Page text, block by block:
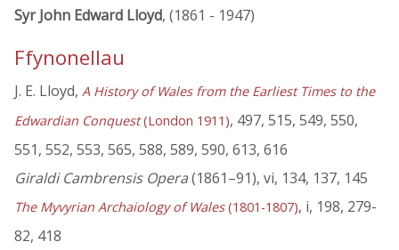
Syr John Edward Lloyd, (1861 - 1947)
Ffynonellau
J. E. Lloyd, A History of Wales from the Earliest Times to the
Edwardian Conquest(London 1911), 497, 515, 549, 550,
551, 552, 553, 565, 588, 589, 590, 613, 616
Giraldi Cambrensis Opera(1861–91), vi, 134, 137, 145
The Myvyrian Archaiology of Wales(1801-1807), i, 198, 279-
82, 418